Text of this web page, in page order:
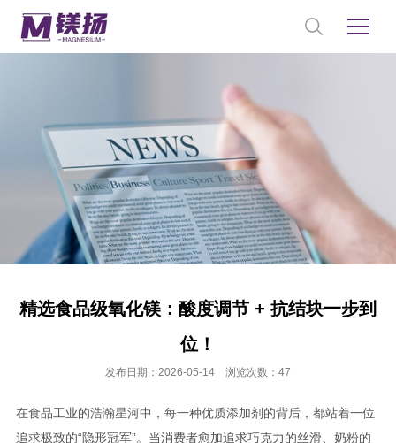
精选食品级氧化镁：酸度调节 + 抗结块一步到
位！
发布日期：2026-05-14 浏览次数：47
在食品工业的浩瀚星河中，每一种优质添加剂的背后，都站着一位
追求极致的“隐形冠军”。当消费者愈加追求巧克力的丝滑、奶粉的